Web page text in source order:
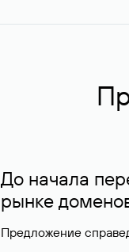
До начала
рынке
Предложение